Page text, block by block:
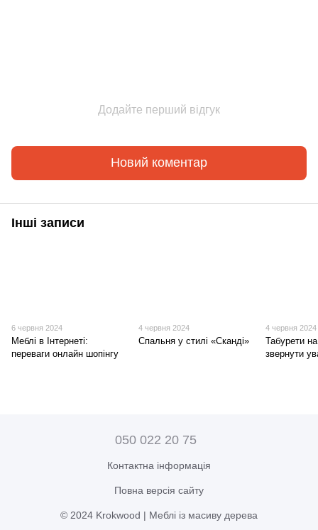
Додайте перший відгук
Новий коментар
Інші записи
6 червня 2024
Меблі в Інтернеті:
переваги онлайн шопінгу
4 червня 2024
Спальня у стилі «Сканді»
4 червня 2024
Табурети
звернути
050 022 20 75
Контактна інформація
Повна версія сайту
© 2024 Krokwood | Меблі із масиву дерева